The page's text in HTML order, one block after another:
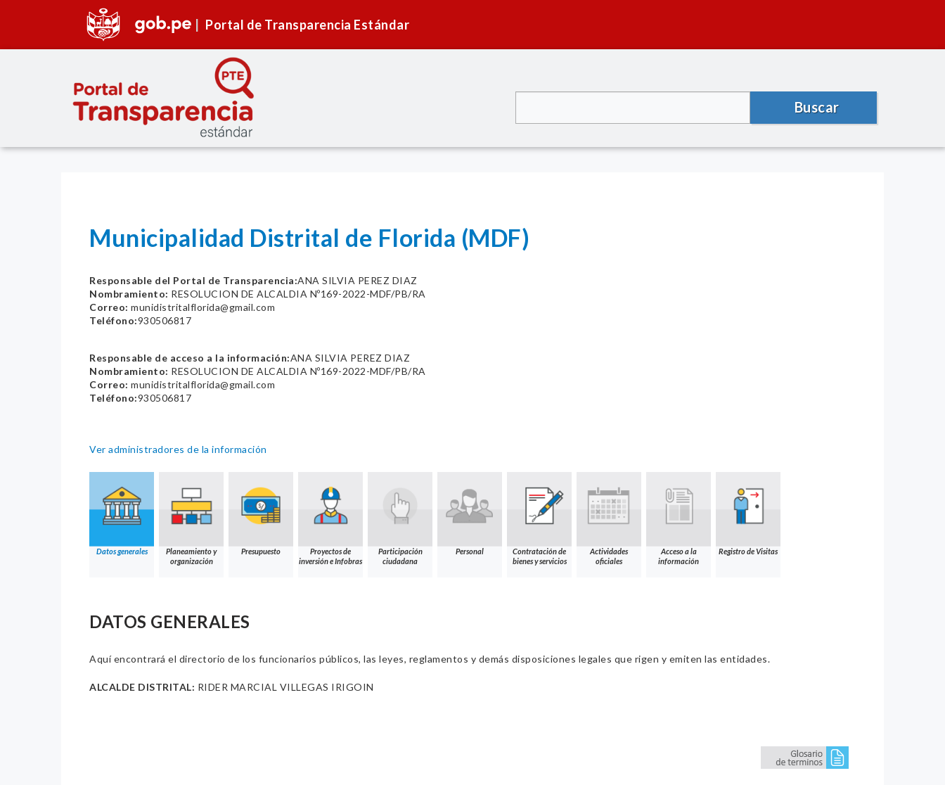
Portal de Transparencia Estándar
Buscar
Municipalidad Distrital de Florida (MDF)
Responsable del Portal de Transparencia:ANA SILVIA PEREZ DIAZ
Nombramiento: RESOLUCION DE ALCALDIA Nº169-2022-MDF/PB/RA
Correo: munidistritalflorida@gmail.com
Teléfono:930506817
Responsable de acceso a la información:ANA SILVIA PEREZ DIAZ
Nombramiento: RESOLUCION DE ALCALDIA Nº169-2022-MDF/PB/RA
Correo: munidistritalflorida@gmail.com
Teléfono:930506817
Ver administradores de la información
Datos generales
Planeamiento y
organización
Presupuesto
Proyectos de
inversión e Infobras
Participación
ciudadana
Personal
Contratación de
bienes y servicios
Actividades
oficiales
Acceso a la
información
Registro de Visitas
DATOS GENERALES
Aquí encontrará el directorio de los funcionarios públicos, las leyes, reglamentos y demás disposiciones legales que rigen y emiten las entidades.
ALCALDE DISTRITAL: RIDER MARCIAL VILLEGAS IRIGOIN